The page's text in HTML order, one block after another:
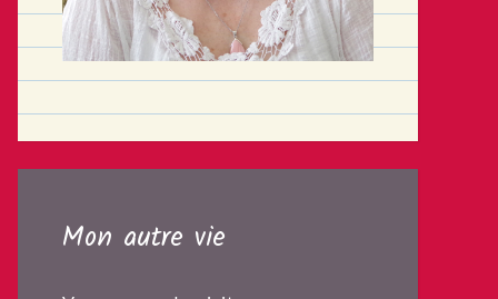
Mon autre vie